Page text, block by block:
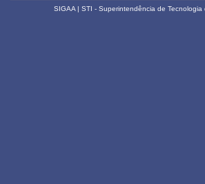
SIGAA | STI - Superintendência de